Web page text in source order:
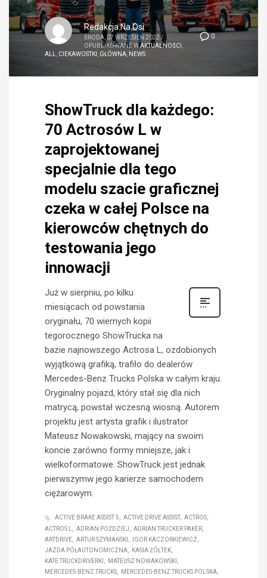
0
Redakcja Na Osi
ŚRODA, 07 WRZESIEŃ 2022/
OPUBLIKOWANE WAKTUALNOŚCI ,
ALL, CIEKAWOSTKI , GŁÓWNA, NEWS
ShowTruck dla każdego:
70 Actrosów L w
zaprojektowanej
specjalnie dla tego
modelu szacie graficznej
czeka w całej Polsce na
kierowców chętnych do
testowania jego
innowacji
Już w sierpniu, po kilku
miesiącach od powstania
oryginału, 70 wiernych kopii
tegorocznego ShowTrucka na
bazie najnowszego Actrosa L, ozdobionych
wyjątkową grafiką, trafiło do dealerów
Mercedes-Benz Trucks Polska w całym kraju.
Oryginalny pojazd, który stał się dla nich
matrycą, powstał wczesną wiosną. Autorem
projektu jest artysta grafik i ilustrator
Mateusz Nowakowski, mający na swoim
koncie zarówno formy mniejsze, jak i
wielkoformatowe. ShowTruck jest jednak
pierwszymw jego karierze samochodem
ciężarowym.
ACTIVE BRAKE ASSIST 5 ACTIVE DRIVE ASSIST
ACTROS
ACTROS L
ADRIAN POŹDZIEJ
ADRIAN TRUCKER PAKER
ARTDRIVE
ARTUR SZYMAŃSKI
IGOR KACZORKIEWICZ
JAZDA PÓŁAUTONOMICZNA
KASIA ŻÓŁTEK
KATE TRUCKDRIVERKI
MATEUSZ NOWAKOWSKI
MERCEDES-BENZ TRUCKS
MERCEDES-BENZ TRUCKS POLSKA